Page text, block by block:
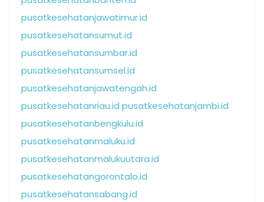
pusatkesehatanjawatimur.id
pusatkesehatansumut.id
pusatkesehatansumbar.id
pusatkesehatansumsel.id
pusatkesehatanjawatengah.id
pusatkesehatanriau.id pusatkesehatanjambi.id
pusatkesehatanbengkulu.id
pusatkesehatanmaluku.id
pusatkesehatanmalukuutara.id
pusatkesehatangorontalo.id
pusatkesehatansabang.id